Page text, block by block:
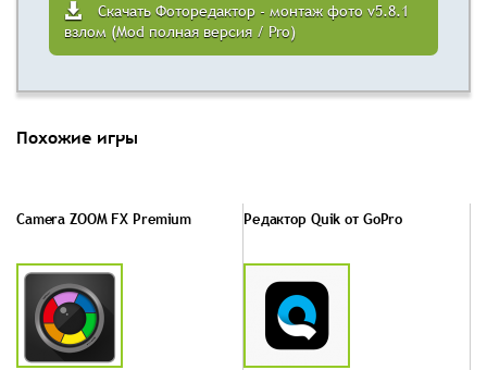
Скачать Фоторедактор - монтаж фото v5.8.1
взлом (Mod полная версия / Pro)
Похожие игры
Camera ZOOM FX Premium Редактор Quik от GoPro